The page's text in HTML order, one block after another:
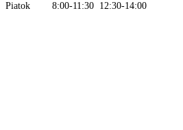
Piatok 8:00-11:30 12:30-14:00